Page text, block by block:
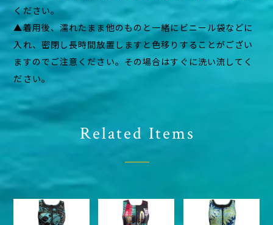
ください。
▲着用後、濡れたまま他のものと一緒にビニール袋などに
入れ、密閉し長時間放置しますと色移りすることがござい
ますのでご注意ください。その場合はすぐに洗い流してく
ださい。
Related Items